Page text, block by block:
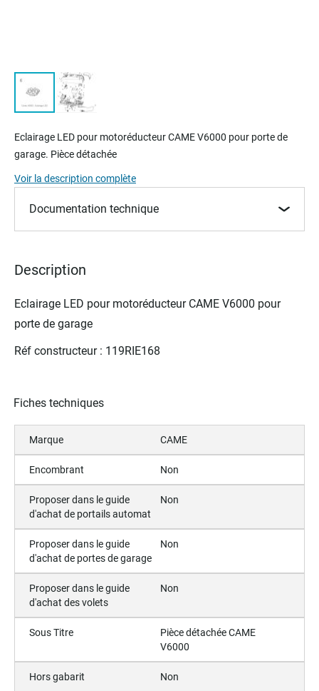
to
beginning
of
the
images
Eclairage LED pour motoréducteurCAME V6000 pour porte de
garage. Pièce détachée
Voir la description complète
Documentation technique
Description
Eclairage LED pour motoréducteurCAME V6000 pour
porte de garage
Réf constructeur : 119RIE168
Fiches techniques
Marque CAME
Encombrant Non
Proposer dans le guide
d'achat de portails automat
Non
Proposer dans le guide
d'achat de portes de garage
Non
Proposer dans le guide
d'achat des volets
Non
Sous Titre
Pièce détachée CAME
V6000
Hors gabarit Non